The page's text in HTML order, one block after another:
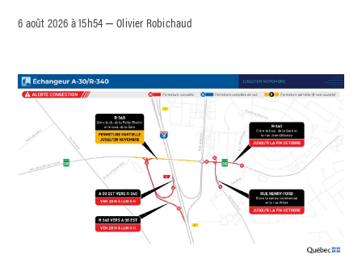
6 août 2026 à 15h54 –Olivier Robichaud